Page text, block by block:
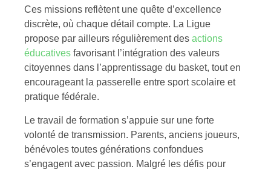
Ces missions reflètent une quête d’excellence
discrète, où chaque détail compte. La Ligue
propose par ailleurs régulièrement des actions
éducatives favorisant l’intégration des valeurs
citoyennes dans l’apprentissage du basket, tout en
encourageant la passerelle entre sport scolaire et
pratique fédérale.
Le travail de formation s’appuie sur une forte
volonté de transmission. Parents, anciens joueurs,
bénévoles toutes générations confondues
s’engagent avec passion. Malgré les défis pour